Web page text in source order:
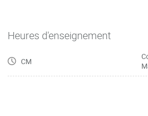
Heures d'enseignement
CM